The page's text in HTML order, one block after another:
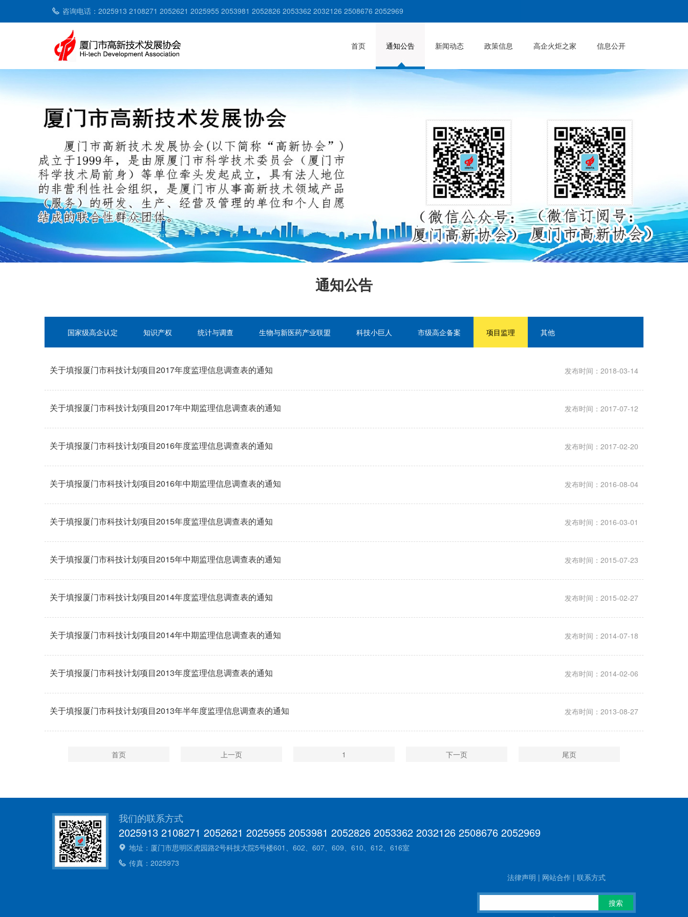
咨询电话：2025913 2108271 2052621 2025955 2053981 2052826 2053362 2032126 2508676 2052969
首页 通知公告 新闻动态 政策信息 高企火炬之家 信息公开
通知公告
国家级高企认定 知识产权 统计与调查 生物与新医药产业联盟 科技小巨人 市级高企备案 项目监理 其他
关于填报厦门市科技计划项目2017年度监理信息调查表的通知 发布时间：2018-03-14
关于填报厦门市科技计划项目2017年中期监理信息调查表的通知 发布时间：2017-07-12
关于填报厦门市科技计划项目2016年度监理信息调查表的通知 发布时间：2017-02-20
关于填报厦门市科技计划项目2016年中期监理信息调查表的通知 发布时间：2016-08-04
关于填报厦门市科技计划项目2015年度监理信息调查表的通知 发布时间：2016-03-01
关于填报厦门市科技计划项目2015年中期监理信息调查表的通知 发布时间：2015-07-23
关于填报厦门市科技计划项目2014年度监理信息调查表的通知 发布时间：2015-02-27
关于填报厦门市科技计划项目2014年中期监理信息调查表的通知 发布时间：2014-07-18
关于填报厦门市科技计划项目2013年度监理信息调查表的通知 发布时间：2014-02-06
关于填报厦门市科技计划项目2013年半年度监理信息调查表的通知 发布时间：2013-08-27
首页 上一页 1 下一页 尾页
我们的联系方式
2025913 2108271 2052621 2025955 2053981 2052826 2053362 2032126 2508676 2052969
地址：厦门市思明区虎园路2号科技大院5号楼601、602、607、609、610、612、616室
传真：2025973
法律声明 | 网站合作 | 联系方式
搜索